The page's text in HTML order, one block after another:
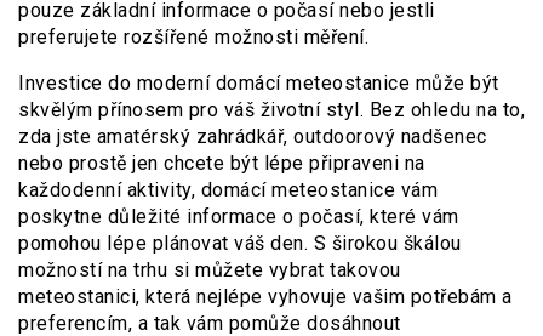
pouze základní informace o počasí nebo jestli
preferujete rozšířené možnosti měření.
Investice do moderní domácí meteostanice může být
skvělým přínosem pro váš životní styl. Bez ohledu na to,
zda jste amatérský zahrádkář, outdoorový nadšenec
nebo prostě jen chcete být lépe připraveni na
každodenní aktivity, domácí meteostanice vám
poskytne důležité informace o počasí, které vám
pomohou lépe plánovat váš den. S širokou škálou
možností na trhu si můžete vybrat takovou
meteostanici, která nejlépe vyhovuje vašim potřebám a
preferencím, a tak vám pomůže dosáhnout